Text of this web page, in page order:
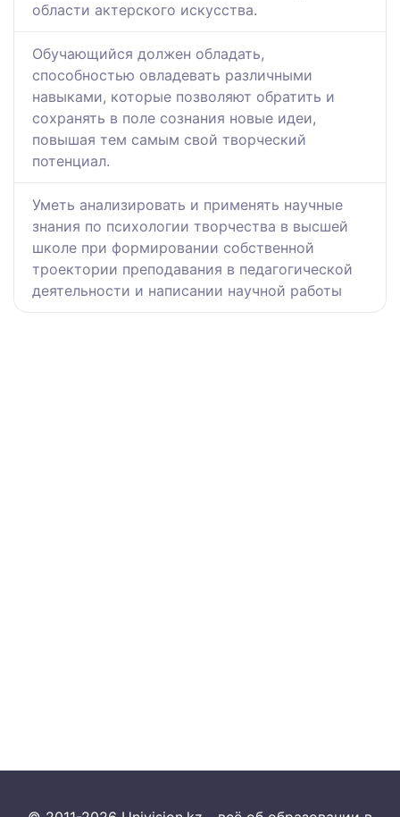
области актерского искусства.
Обучающийся должен обладать,
способностью овладевать различными
навыками, которые позволяют обратить и
сохранять в поле сознания новые идеи,
повышая тем самым свой творческий
потенциал.
Уметь анализировать и применять научные
знания по психологии творчества в высшей
школе при формировании собственной
троектории преподавания в педагогической
деятельности и написании научной работы